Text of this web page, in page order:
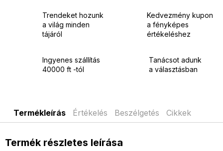
Trendeket hozunk
a világ minden
tájáról
Kedvezmény kupon
a fényképes
értékeléshez
Ingyenes szállítás
40000 ft -tól
Tanácsot adunk
a választásban
Termékleírás Értékelés Beszélgetés Cikkek
Termék részletes leírása